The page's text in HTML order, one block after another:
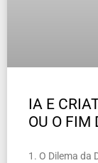
IA E
OU O FIM
1. O Dilema da